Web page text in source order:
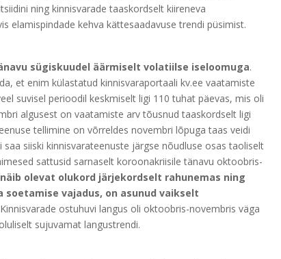
ning kinnisvarade taaskordselt kiireneva
elamispindade kehva kättesaadavuse trendi püsimist.
sügiskuudel äärmiselt volatiilse iseloomuga.
et enim külastatud kinnisvaraportaali kv.ee vaatamiste
suvisel perioodil keskmiselt ligi 110 tuhat päevas, mis oli
algusest on vaatamiste arv tõusnud taaskordselt ligi
tellimine on võrreldes novembri lõpuga taas veidi
siiski kinnisvarateenuste järgse nõudluse osas taoliselt
sattusid sarnaselt koroonakriisile tänavu oktoobris-
olevat olukord järjekordselt rahunemas ning
vajadus, on asunud vaikselt
ostuhuvi langus oli oktoobris-novembris väga
sujuvamat langustrendi.